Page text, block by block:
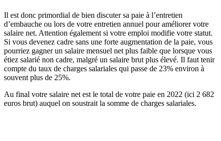
Il est donc primordial de bien discuter sa paie à l’entretien
d’embauche ou lors de votre entretien annuel pour améliorer votre
salaire net. Attention également si votre emploi modifie votre statut.
Si vous devenez cadre sans une forte augmentation de la paie, vous
pourriez gagner un salaire mensuel net plus faible que lorsque vous
étiez salarié non cadre, malgré un salaire brut plus élevé. Il faut tenir
compte du taux de charges salariales qui passe de 23% environ à
souvent plus de 25%.
Au final votre salaire net est le total de votre paie en 2022 (ici 2 682
euros brut) auquel on soustrait la somme de charges salariales.